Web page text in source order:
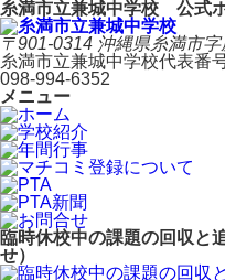
糸満市立兼城中学校 公式
〒901-0314 沖縄県糸満市字
糸満市立兼城中学校代表番
098-994-6352
メニュー
臨時休校中の課題の回収と
せ）